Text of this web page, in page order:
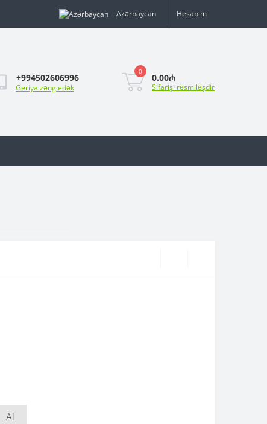
Azərbaycan Hesabım
+994502606996
Geriya zəng edək
0
0.00₼
Sifarişi rəsmiləşdir
Al